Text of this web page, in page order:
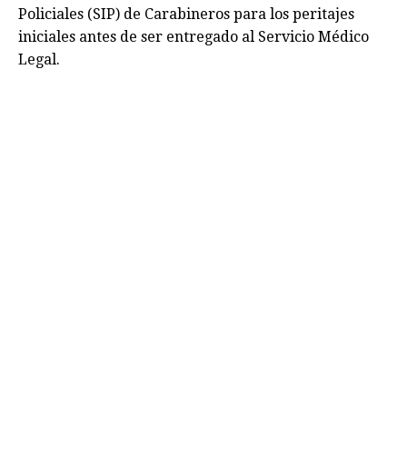
Policiales (SIP) de Carabineros para los peritajes
iniciales antes de ser entregado al Servicio Médico
Legal.